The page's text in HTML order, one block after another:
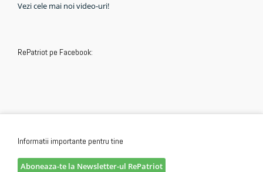
Vezi cele mai noi video-uri!
RePatriot pe Facebook:
Informatii importante pentru tine
Aboneaza-te la Newsletter-ul RePatriot